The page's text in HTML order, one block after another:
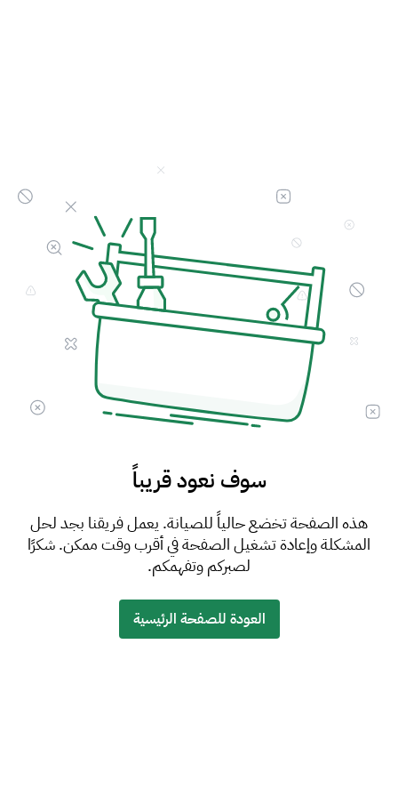
سوف نعود قريباً
هذه الصفحة تخضع حالياً للصيانة. يعمل فريقنا بجد لحل
المشكلة وإعادة تشغيل الصفحة في أقرب وقت ممكن. شكرًا
لصبركم وتفهمكم.
العودة للصفحة الرئيسية